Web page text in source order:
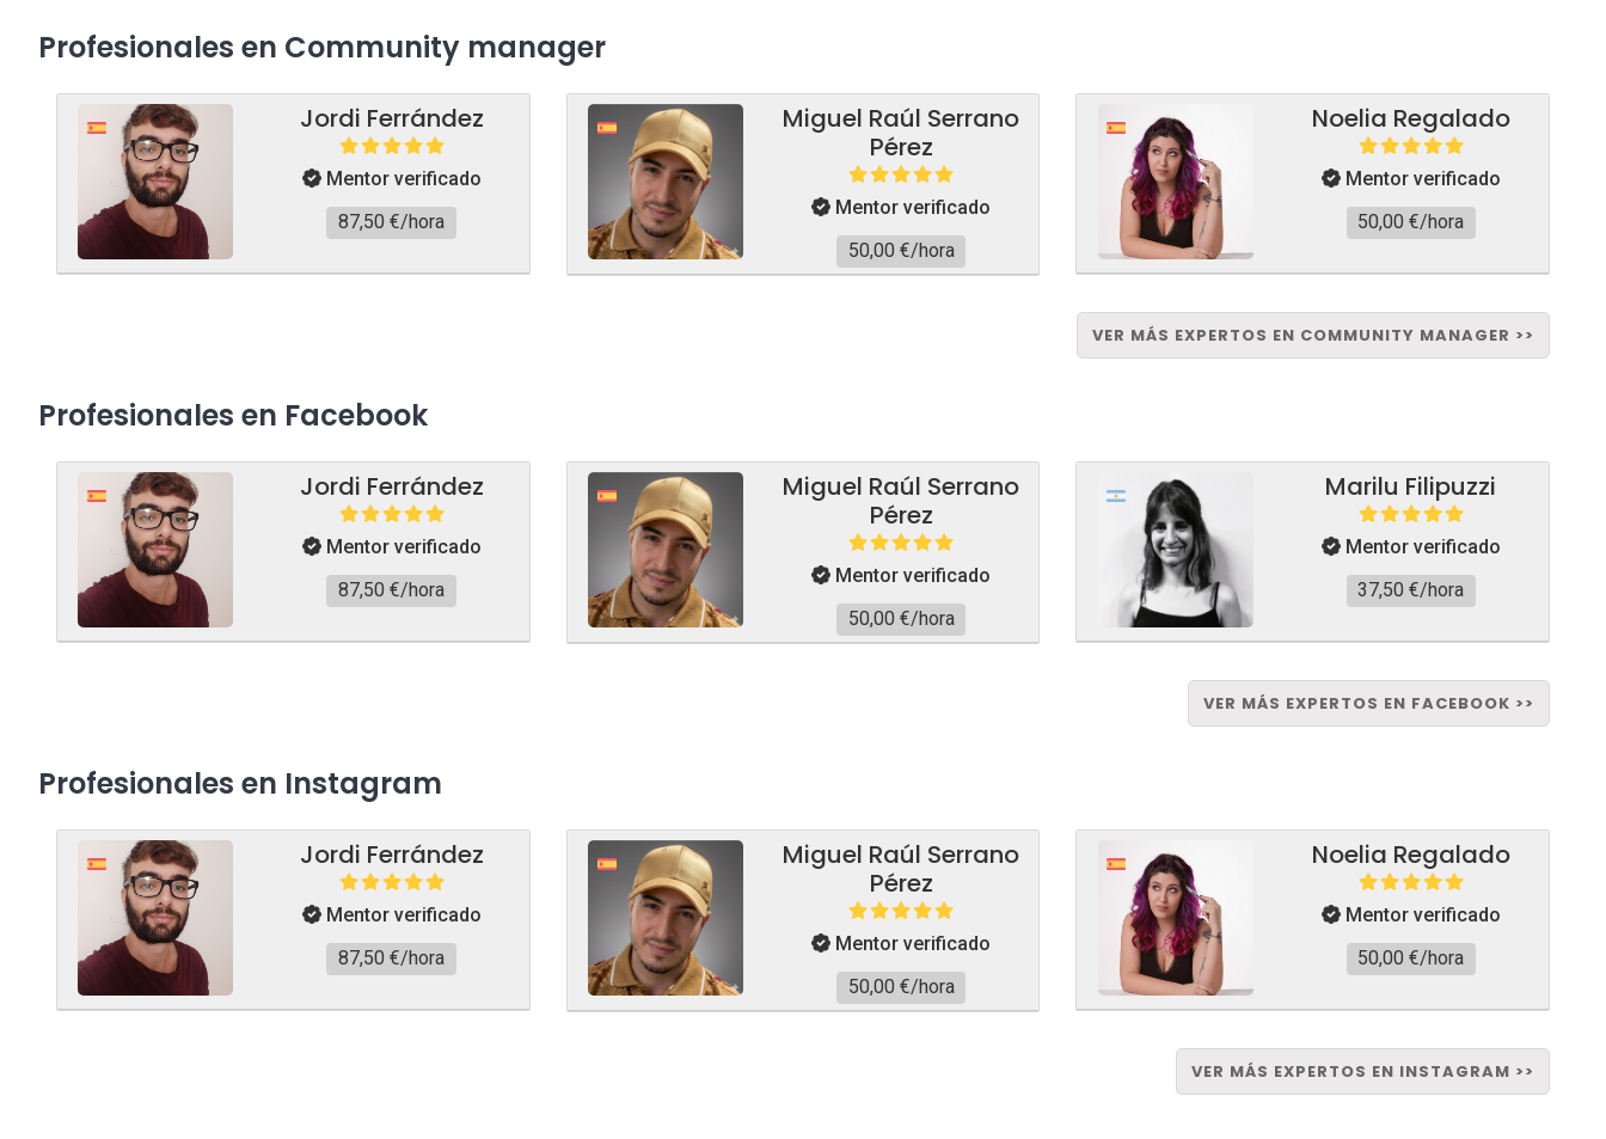
Profesionales en Community manager
Jordi Ferrández
Mentor verificado
87,50 €/hora
Miguel Raúl Serrano
Pérez
Mentor verificado
50,00 €/hora
Noelia Regalado
Mentor verificado
50,00 €/hora
VER MÁS EXPERTOS EN COMMUNITY MANAGER >>
Profesionales en Facebook
Jordi Ferrández
Mentor verificado
87,50 €/hora
Miguel Raúl Serrano
Pérez
Mentor verificado
50,00 €/hora
Marilu Filipuzzi
Mentor verificado
37,50 €/hora
VER MÁS EXPERTOS EN FACEBOOK >>
Profesionales en Instagram
Jordi Ferrández
Mentor verificado
87,50 €/hora
Miguel Raúl Serrano
Pérez
Mentor verificado
50,00 €/hora
Noelia Regalado
Mentor verificado
50,00 €/hora
VER MÁS EXPERTOS EN INSTAGRAM >>